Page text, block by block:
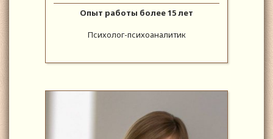
Опыт работы более 15 лет
Психолог-психоаналитик